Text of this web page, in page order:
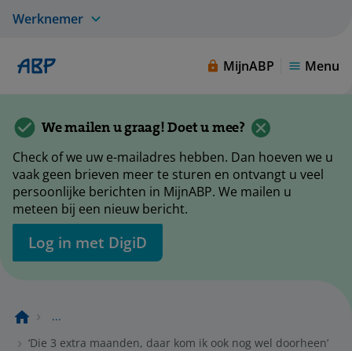
Werknemer
MijnABP Menu
We mailen u graag! Doet u mee?
Check of we uw e-mailadres hebben. Dan hoeven we u
vaak geen brieven meer te sturen en ontvangt u veel
persoonlijke berichten in MijnABP. We mailen u
meteen bij een nieuw bericht.
Log in met DigiD
...
‘Die 3 extra maanden, daar kom ik ook nog wel doorheen’